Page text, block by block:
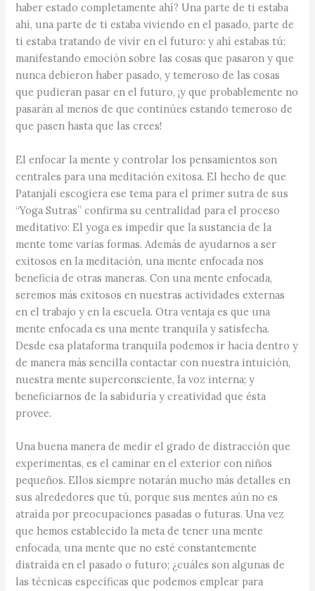
haber estado completamente ahí? Una parte de ti estaba
ahí, una parte de ti estaba viviendo en el pasado, parte de
ti estaba tratando de vivir en el futuro: y ahí estabas tú:
manifestando emoción sobre las cosas que pasaron y que
nunca debieron haber pasado, y temeroso de las cosas
que pudieran pasar en el futuro, ¡y que probablemente no
pasarán al menos de que continúes estando temeroso de
que pasen hasta que las crees!
El enfocar la mente y controlar los pensamientos son
centrales para una meditación exitosa. El hecho de que
Patanjali escogiera ese tema para el primer sutra de sus
“Yoga Sutras” confirma su centralidad para el proceso
meditativo: El yoga es impedir que la sustancia de la
mente tome varias formas. Además de ayudarnos a ser
exitosos en la meditación, una mente enfocada nos
beneficia de otras maneras. Con una mente enfocada,
seremos más exitosos en nuestras actividades externas
en el trabajo y en la escuela. Otra ventaja es que una
mente enfocada es una mente tranquila y satisfecha.
Desde esa plataforma tranquila podemos ir hacia dentro y
de manera más sencilla contactar con nuestra intuición,
nuestra mente superconsciente, la voz interna; y
beneficiarnos de la sabiduría y creatividad que ésta
provee.
Una buena manera de medir el grado de distracción que
experimentas, es el caminar en el exterior con niños
pequeños. Ellos siempre notarán mucho más detalles en
sus alrededores que tú, porque sus mentes aún no es
atraída por preocupaciones pasadas o futuras. Una vez
que hemos establecido la meta de tener una mente
enfocada, una mente que no esté constantemente
distraída en el pasado o futuro; ¿cuáles son algunas de
las técnicas específicas que podemos emplear para